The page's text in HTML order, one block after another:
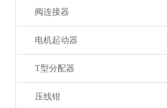
阀连接器
电机起动器
T型分配器
压线钳